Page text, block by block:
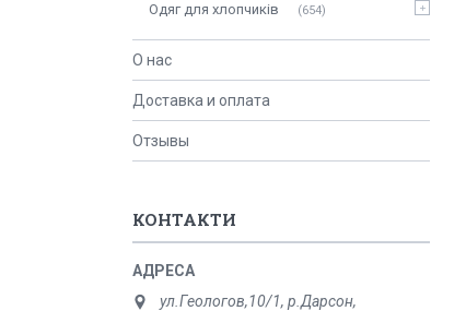
Одяг для хлопчиків 654
О нас
Доставка и оплата
Отзывы
КОНТАКТИ
ул.Геологов,10/1, р.Дарсон,